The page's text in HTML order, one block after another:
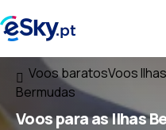
Voos baratosVoos
Bermudas
Voospara as Ilhas